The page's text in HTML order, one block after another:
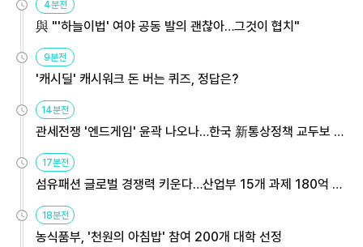
4분전
與 "'하늘이법' 여야 공동 발의 괜찮아…그것이 협치"
9분전
'캐시딜' 캐시워크 돈 버는 퀴즈, 정답은?
14분전
관세전쟁 '엔드게임' 윤곽 나오나…한국 新통상정책 교두보 활
17분전
섬유패션 글로벌 경쟁력 키운다…산업부 15개 과제 180억 지
18분전
농식품부, '천원의 아침밥' 참여 200개 대학 선정